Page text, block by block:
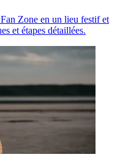
Zone en un lieu festif et
et étapes détaillées.